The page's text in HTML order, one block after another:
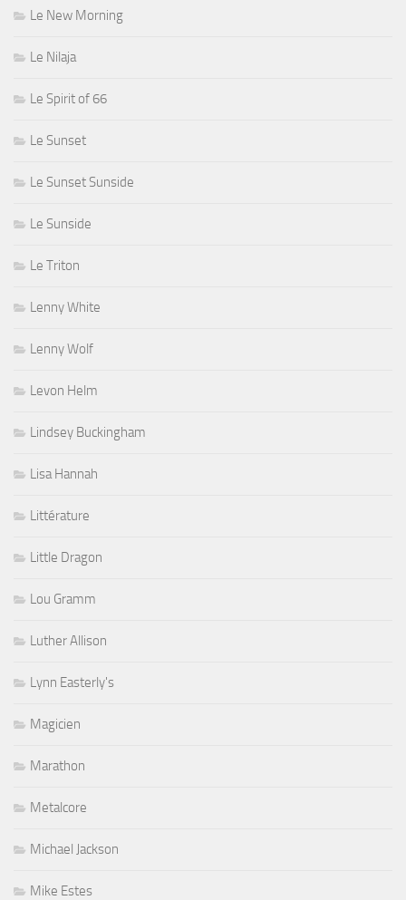
Le New Morning
Le Nilaja
Le Spirit of 66
Le Sunset
Le Sunset Sunside
Le Sunside
Le Triton
Lenny White
Lenny Wolf
Levon Helm
Lindsey Buckingham
Lisa Hannah
Littérature
Little Dragon
Lou Gramm
Luther Allison
Lynn Easterly's
Magicien
Marathon
Metalcore
Michael Jackson
Mike Estes